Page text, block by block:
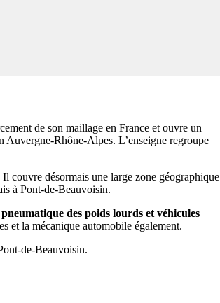
de son maillage en France et ouvre un
Auvergne-Rhône-Alpes. L’enseigne regroupe
couvre désormais une large zone géographique
à Pont-de-Beauvoisin.
des poids lourds et véhicules
et la mécanique automobile également.
de-Beauvoisin.